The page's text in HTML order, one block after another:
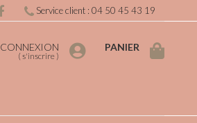
CONNEXION
( s'inscrire )
PANIER
Service client : 04 50 45 43 19